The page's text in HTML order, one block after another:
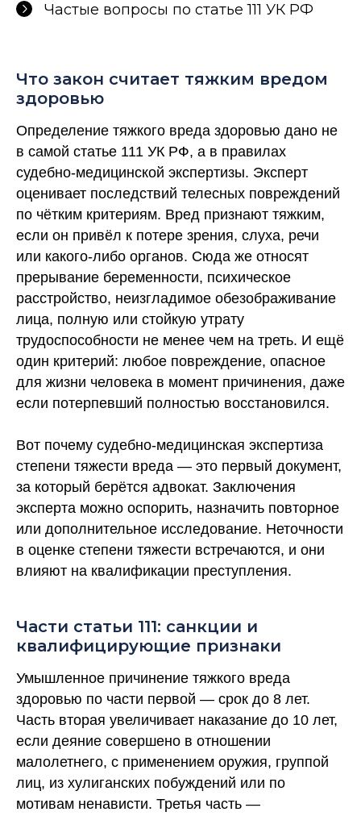
Частые вопросы по статье 111 УК РФ
Что закон считает тяжким вредом
здоровью
Определение тяжкого вреда здоровью дано не
в самой статье 111 УК РФ, а в правилах
судебно-медицинской экспертизы. Эксперт
оценивает последствий телесных повреждений
по чётким критериям. Вред признают тяжким,
если он привёл к потере зрения, слуха, речи
или какого-либо органов. Сюда же относят
прерывание беременности, психическое
расстройство, неизгладимое обезображивание
лица, полную или стойкую утрату
трудоспособности не менее чем на треть. И ещё
один критерий: любое повреждение, опасное
для жизни человека в момент причинения, даже
если потерпевший полностью восстановился.
Вот почему судебно-медицинская экспертиза
степени тяжести вреда — это первый документ,
за который берётся адвокат. Заключения
эксперта можно оспорить, назначить повторное
или дополнительное исследование. Неточности
в оценке степени тяжести встречаются, и они
влияют на квалификации преступления.
Части статьи 111: санкции и
квалифицирующие признаки
Умышленное причинение тяжкого вреда
здоровью по части первой — срок до 8 лет.
Часть вторая увеличивает наказание до 10 лет,
если деяние совершено в отношении
малолетнего, с применением оружия, группой
лиц, из хулиганских побуждений или по
мотивам ненависти. Третья часть —